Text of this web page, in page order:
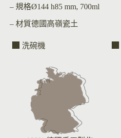
– 規格Ø144 h85 mm, 700ml
– 材質德國高嶺瓷土
洗碗機